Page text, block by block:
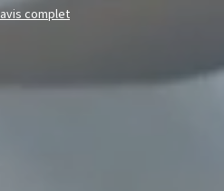
avis complet